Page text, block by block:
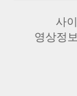
사
영상정